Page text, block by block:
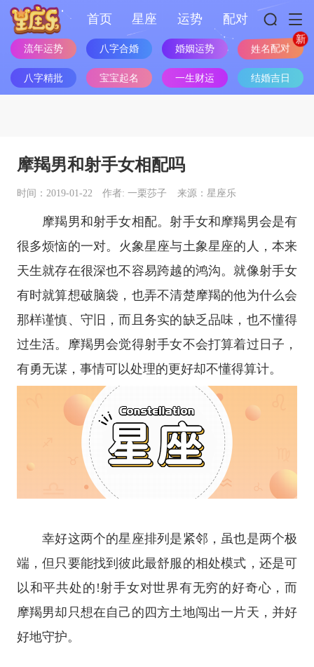
首页 星座 运势 配对
流年运势 八字合婚 婚姻运势 姓名配对
八字精批 宝宝起名 一生财运 结婚吉日
摩羯男和射手女相配吗
时间：2019-01-22 作者: 一栗莎子 来源：星座乐
摩羯男和射手女相配。射手女和摩羯男会是有
很多烦恼的一对。
火象星座与土象星座的人，本来
天生就存在很深也不容易跨越的鸿沟。就像射手女
有时就算想破脑袋，也弄不清楚摩羯的他为什么会
那样谨慎、守旧，而且务实的缺乏品味，也不懂得
过生活。摩羯男会觉得射手女不会打算着过日子，
有勇无谋，事情可以处理的更好却不懂得算计。
幸好这两个的星座排列是紧邻，虽也是两个极
端，但只要能找到彼此最舒服的相处模式，还是可
以和平共处的!射手女对世界有无穷的好奇心，而
摩羯男却只想在自己的四方土地闯出一片天，并好
好地守护。